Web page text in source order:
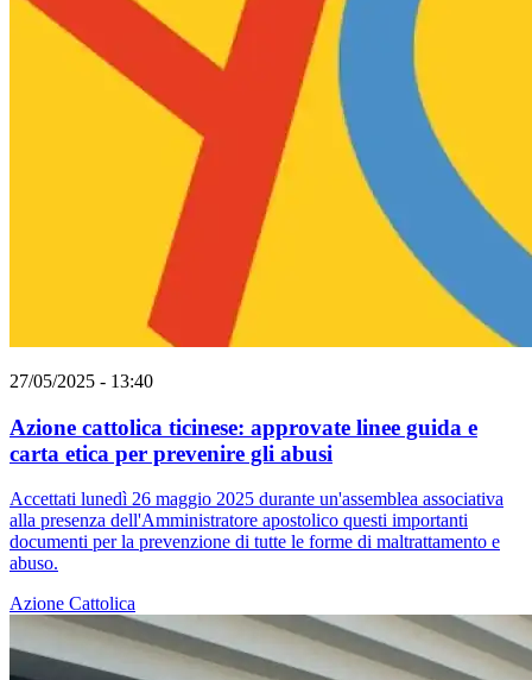
27/05/2025 - 13:40
Azione cattolica ticinese: approvate linee guida e
carta etica per prevenire gli abusi
Accettati lunedì 26 maggio 2025 durante un'assemblea associativa
alla presenza dell'Amministratore apostolico questi importanti
documenti per la prevenzione di tutte le forme di maltrattamento e
abuso.
Azione Cattolica